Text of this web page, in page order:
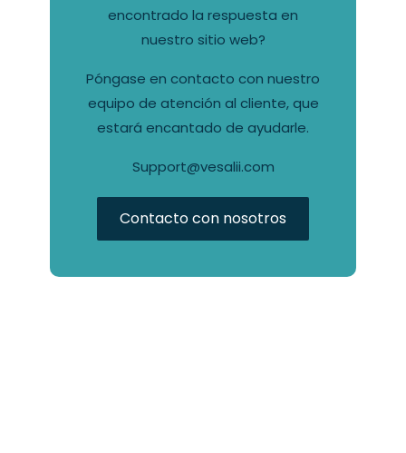
encontrado la respuesta en
nuestro sitio web?
Póngase en contacto con nuestro
equipo de atención al cliente, que
estará encantado de ayudarle.
Support@vesalii.com
Contacto con nosotros